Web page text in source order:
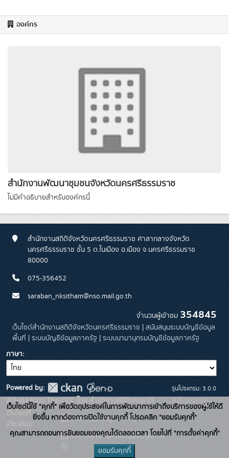
องค์กร
สำนักงานพัฒนาชุมชนจังหวัดนครศรีธรรมราช
ไม่มีคำอธิบายสำหรับองค์กรนี้
สำนักงานสถิติจังหวัดนครศรีธรรมราช ศาลากลางจังหวัด
นครศรีธรรมราช ชั้น 5 ต.ในเมือง อ.เมือง จ.นครศรีธรรมราช
80000
075-356452
saraban_nksitham@nso.mail.go.th
จำนวนผู้เข้าชม 354845
เว็บไซต์สำนักงานสถิติจังหวัดนครศรีธรรมราช | สนับสนุนระบบบัญชีข้อมูล
พื้นที่ | ระบบบัญชีข้อมูลภาครัฐ | ระบบนามานุกรมบัญชีข้อมูลภาครัฐ
ภาษา
Powered by:
สนับสนุนระบบ Thai-GDC โดย สำนักงานสถิติแห่งชาติ
เว็บไซต์ที่
เกี่ยวข้อง:
ระบบบัญชีข้อมูลภาครัฐ
บริการนามานุกรมบัญชีข้อมูลภาค
รุ่นโปรแกรม: 3.0.0
วันที่: 2025-06-
26
เว็บไซต์นี้ใช้ "คุกกี้" เพื่อวัตถุประสงค์ในการพัฒนาการเข้าถึงบริการของผู้ใช้ให้ดี
ยิ่งขึ้น หากต้องการเปิดใช้งานคุกกี้ โปรดคลิก "ยอมรับคุกกี้"
คุณสามารถถอนการยินยอมของคุณได้ตลอดเวลา โดยไปที่ "การตั้งค่าคุกกี้"
ยอมรับคุกกี้
x